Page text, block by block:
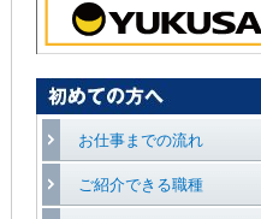
お仕事までの流れ
ご紹介できる職種